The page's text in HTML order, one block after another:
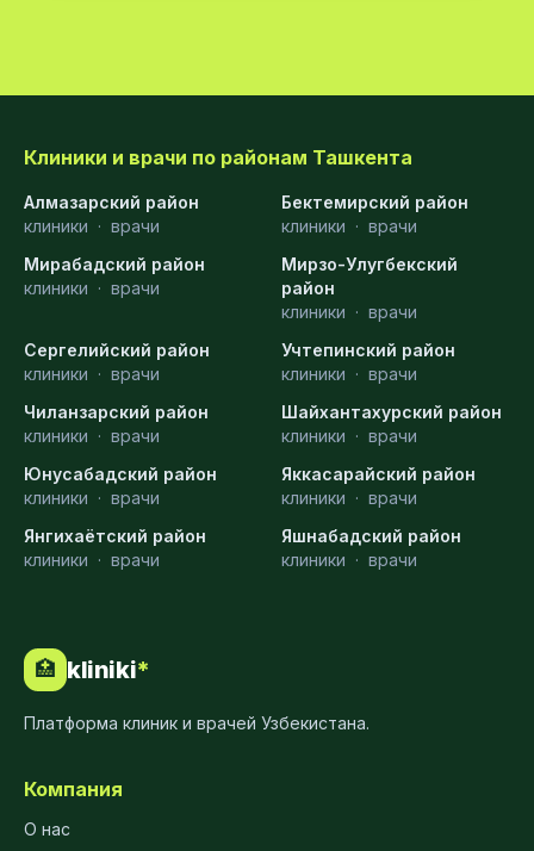
Клиники и врачи по районам Ташкента
Алмазарский район
клиники · врачи
Бектемирский район
клиники · врачи
Мирабадский район
клиники · врачи
Мирзо-Улугбекский
район
клиники · врачи
Сергелийский район
клиники · врачи
Учтепинский район
клиники · врачи
Чиланзарский район
клиники · врачи
Шайхантахурский район
клиники · врачи
Юнусабадский район
клиники · врачи
Яккасарайский район
клиники · врачи
Янгихаётский район
клиники · врачи
Яшнабадский район
клиники · врачи
🏥 kliniki*
Платформа клиник и врачей Узбекистана.
Компания
О нас